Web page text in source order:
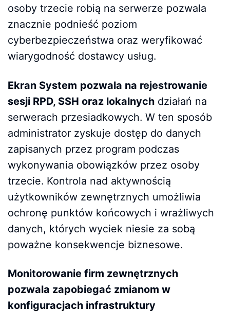
osoby trzecie robią na serwerze pozwala
znacznie podnieść poziom
cyberbezpieczeństwa oraz weryfikować
wiarygodność dostawcy usług.
Ekran System pozwala na rejestrowanie
sesji RPD, SSH oraz lokalnych działań na
serwerach przesiadkowych. W ten sposób
administrator zyskuje dostęp do danych
zapisanych przez program podczas
wykonywania obowiązków przez osoby
trzecie. Kontrola nad aktywnością
użytkowników zewnętrznych umożliwia
ochronę punktów końcowych i wrażliwych
danych, których wyciek niesie za sobą
poważne konsekwencje biznesowe.
Monitorowanie firm zewnętrznych
pozwala zapobiegać zmianom w
konfiguracjach infrastruktury